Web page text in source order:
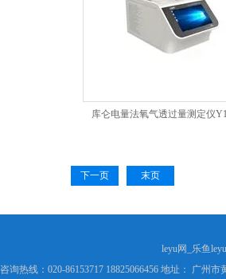
库仑电量法氧气透过量测定仪
下一页 末页
leyu网_乐鱼
咨询热线：020-86153717 18825066456 地址： 广州